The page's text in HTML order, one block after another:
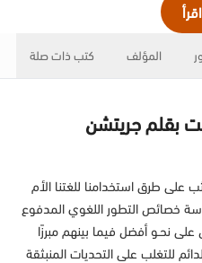
اقرأ
المؤلف كتب ذات صلة
بقلم جريتشن
على طرق استخدامنا للغتنا الأم
خصائص التطور اللغوي المدفوع
نحـو أفضل فيما بينهم مبرزًا
للتغلب على التحديات المنبثقة